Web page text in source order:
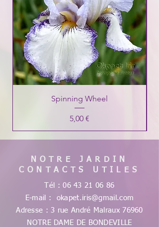
Spinning Wheel
Prix
5,00 €
NOTRE JARDIN
CONTACTS UTILES
Tél :06 43 21 06 86
E-mail : okapet.iris@gmail.com
Adresse : 3 rue André Malraux 76960
NOTRE DAME DE BONDEVILLE